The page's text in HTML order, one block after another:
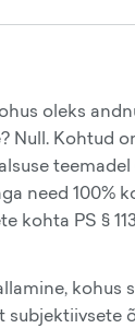
oleks
Null. Kohtud
teemadel
need 100%
kohta PS §
kohus